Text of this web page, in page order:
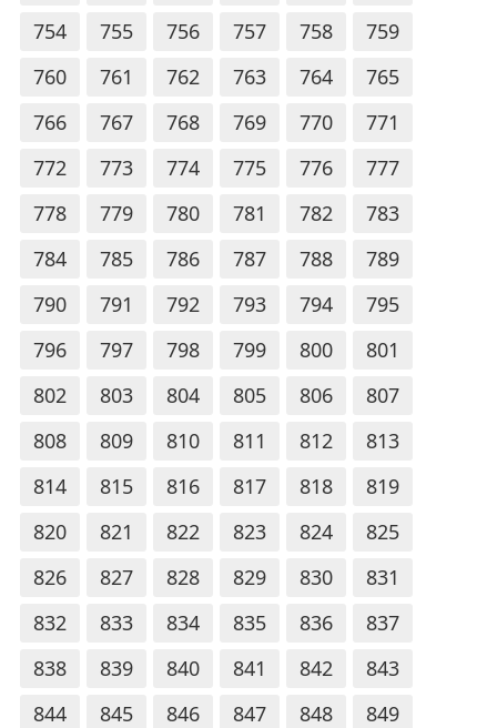
754
755 756 757 758
759
760
761 762 763 764
765
766
767 768 769 770
771
772
773 774 775 776
777
778
779 780 781 782
783
784
785 786 787 788
789
790
791 792 793 794
795
796
797 798 799 800
801
802
803 804 805 806
807
808
809 810 811 812
813
814
815 816 817 818
819
820
821 822 823 824
825
826
827 828 829 830
831
832
833 834 835 836
837
838
839 840 841 842
843
844
845 846 847 848
849